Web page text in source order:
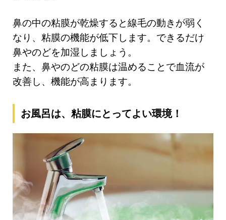
鼻の中の粘膜が乾燥すると線毛の動きが弱く
なり、粘膜の機能が低下します。できるだけ
鼻やのどを加湿しましょう。
また、鼻やのどの粘膜は温めることで血流が
改善し、機能が高まります。
お風呂は、粘膜にとってよい環境！